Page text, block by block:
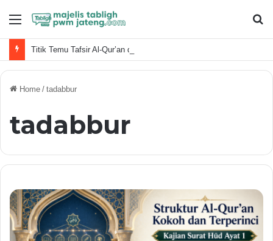
Menu
Titik Temu Tafsir Al-Qur’an dan Sains
Home / tadabbur
tadabbur